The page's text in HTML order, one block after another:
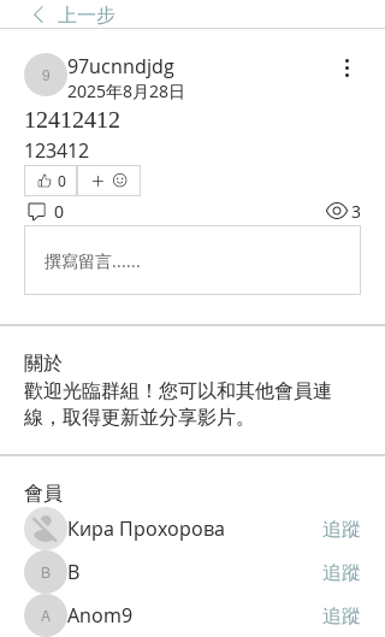
上一步
97ucnndjdg
97ucnndjdg
2025年8月28日
12412412
123412
0
0 3
撰寫留言......
關於
歡迎光臨群組！您可以和其他會員連
線，取得更新並分享影片。
會員
Кира Прохорова 追蹤
B B 追蹤
Anom9Anom9 追蹤